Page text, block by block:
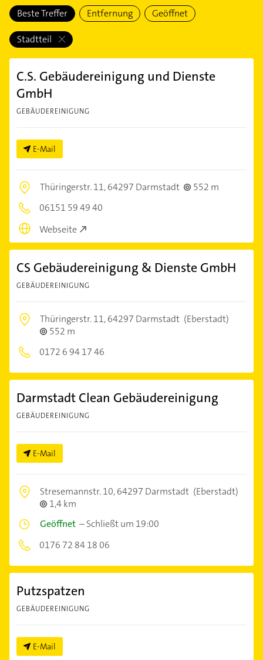
Beste Treffer Entfernung Geöffnet
Stadtteil
C.S. Gebäudereinigung und Dienste
GmbH
GEBÄUDEREINIGUNG
E-Mail
Thüringerstr. 11,64297 Darmstadt
552 m
06151 59 49 40
Webseite
CS Gebäudereinigung & Dienste GmbH
GEBÄUDEREINIGUNG
Thüringerstr. 11,64297 Darmstadt (Eberstadt)
552 m
0172 6 94 17 46
Darmstadt Clean Gebäudereinigung
GEBÄUDEREINIGUNG
E-Mail
Stresemannstr. 10,64297 Darmstadt (Eberstadt)
1,4 km
Geöffnet –Schließt um 19:00
0176 72 84 18 06
Putzspatzen
GEBÄUDEREINIGUNG
E-Mail